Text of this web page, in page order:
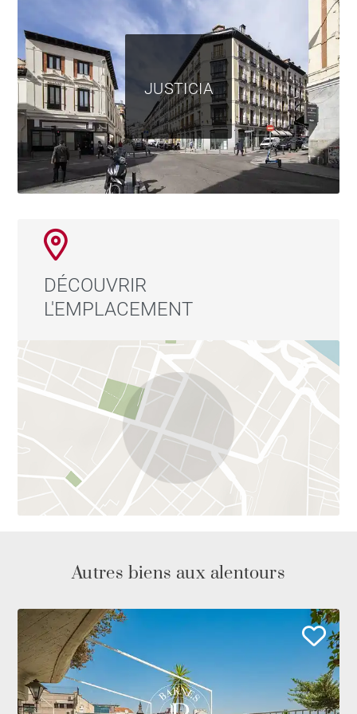
qualité de vie exceptionnelle en plein cœur de Madrid.
JUSTICIA
DÉCOUVRIR
L'EMPLACEMENT
Autres biens aux alentours